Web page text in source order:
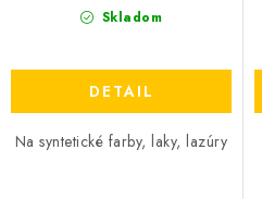
Skladom
DETAIL
Na syntetické farby, laky, lazúry